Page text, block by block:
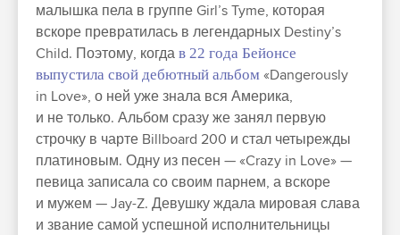
малышка пела в группе Girl’s Tyme, которая
вскоре превратилась в легендарных Destiny’s
Child. Поэтому, когда в 22 года Бейонсе
выпустила свой дебютный альбом «Dangerously
in Love», о ней уже знала вся Америка,
и не только. Альбом сразу же занял первую
строчку в чарте Billboard 200 и стал четырежды
платиновым. Одну из песен — «Crazy in Love» —
певица записала со своим парнем, а вскоре
и мужем — Jay-Z. Девушку ждала мировая слава
и звание самой успешной исполнительницы